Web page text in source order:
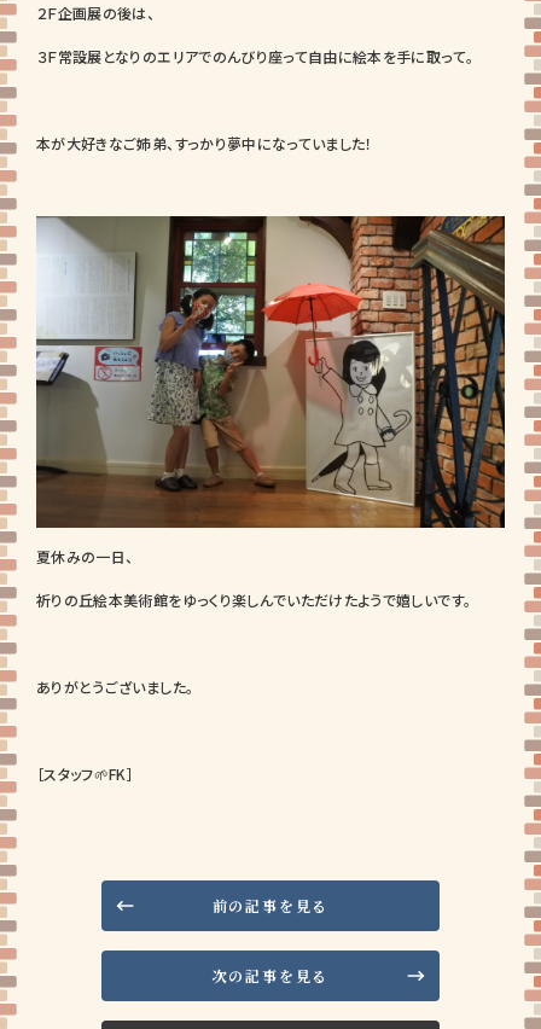
２Ｆ企画展の後は、
３Ｆ常設展となりのエリアでのんびり座って自由に絵本を手に取って。
本が大好きなご姉弟、すっかり夢中になっていました！
夏休みの一日、
祈りの丘絵本美術館をゆっくり楽しんでいただけたようで嬉しいです。
ありがとうございました。
［スタッフ🌱FK］
前の記事を見る
次の記事を見る